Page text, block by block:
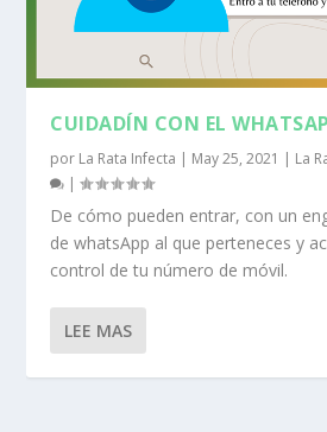
CUIDADÍN CON EL
por La Rata Infecta | May 25, 2021 | La
|
De cómo pueden entrar, con un
de whatsApp al que perteneces y
control de tu número de móvil.
LEE MAS